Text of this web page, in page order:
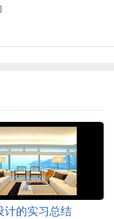
计的实习总结